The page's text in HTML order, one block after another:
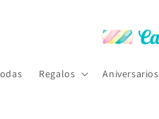
Regalos Aniversarios